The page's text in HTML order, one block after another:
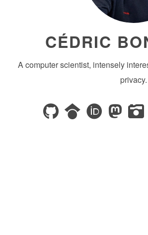
CÉDRIC
A computer scientist, intensely
privacy.